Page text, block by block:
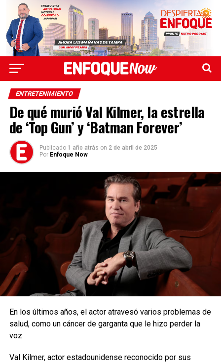
ENTRETENIMIENTO
De qué murió Val Kilmer, la estrella
de ‘Top Gun’ y ‘Batman Forever’
Publicado 1 año atrás on 2 de abril de 2025
Por Enfoque Now
En los últimos años, el actor atravesó varios problemas de
salud, como un cáncer de garganta que le hizo perder la
voz
Val Kilmer, actor estadounidense reconocido por sus